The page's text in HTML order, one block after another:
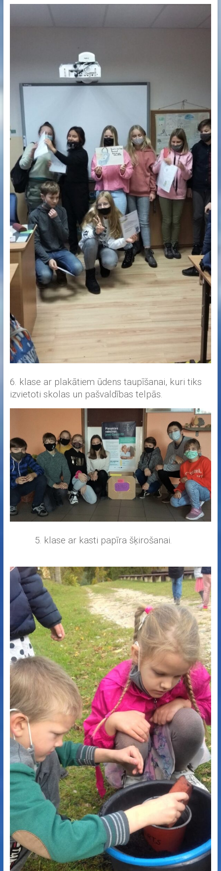
6. klase ar plakātiem ūdens taupīšanai, kuri tiks
izvietoti skolas un pašvaldības telpās.
5. klase ar kasti papīra šķirošanai.